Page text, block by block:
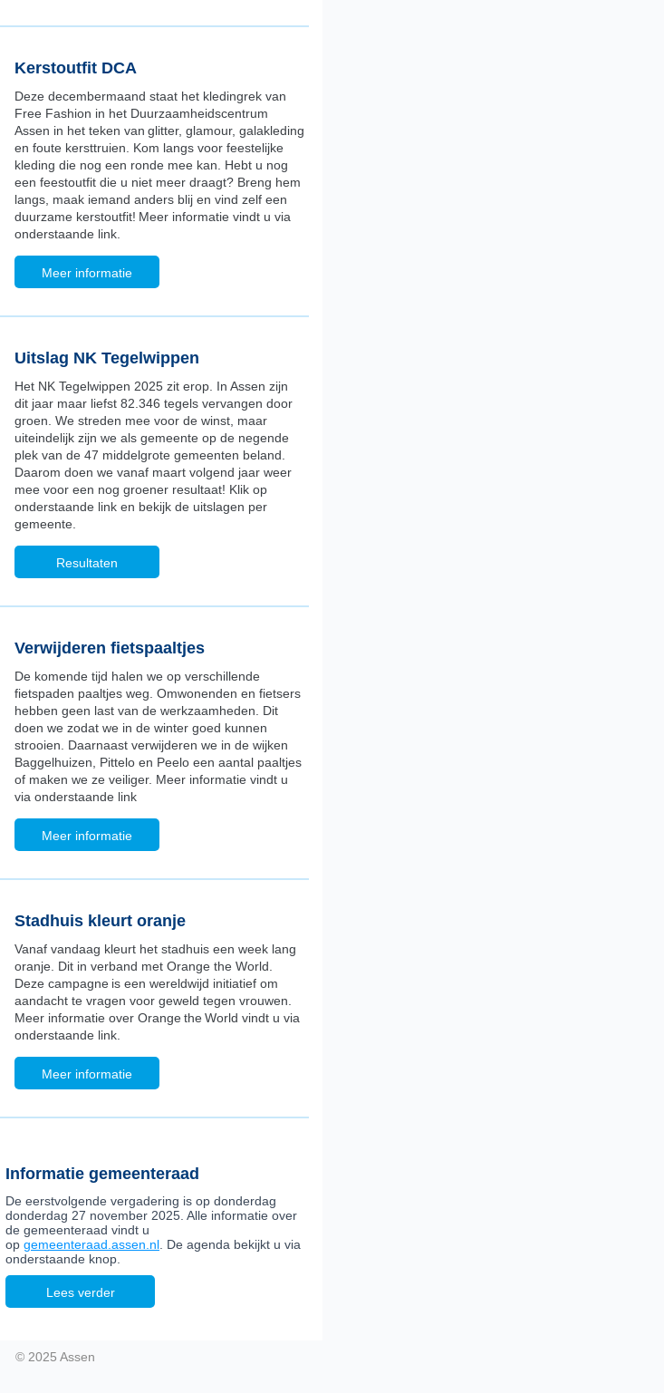
Kerstoutfit DCA
Deze decembermaand staat het kledingrek van
Free Fashion in het Duurzaamheidscentrum
Assen in het teken van glitter, glamour, galakleding
en foute kersttruien. Kom langs voor feestelijke
kleding die nog een ronde mee kan. Hebt u nog
een feestoutfit die u niet meer draagt? Breng hem
langs, maak iemand anders blij en vind zelf een
duurzame kerstoutfit! Meer informatie vindt u via
onderstaande link.
Meer informatie
Uitslag NK Tegelwippen
Het NK Tegelwippen 2025 zit erop. In Assen zijn
dit jaar maar liefst 82.346 tegels vervangen door
groen. We streden mee voor de winst, maar
uiteindelijk zijn we als gemeente op de negende
plek van de 47 middelgrote gemeenten beland.
Daarom doen we vanaf maart volgend jaar weer
mee voor een nog groener resultaat! Klik op
onderstaande link en bekijk de uitslagen per
gemeente.
Resultaten
Verwijderen fietspaaltjes
De komende tijd halen we op verschillende
fietspaden paaltjes weg. Omwonenden en fietsers
hebben geen last van de werkzaamheden. Dit
doen we zodat we in de winter goed kunnen
strooien. Daarnaast verwijderen we in de wijken
Baggelhuizen, Pittelo en Peelo een aantal paaltjes
of maken we ze veiliger. Meer informatie vindt u
via onderstaande link
Meer informatie
Stadhuis kleurt oranje
Vanaf vandaag kleurt het stadhuis een week lang
oranje. Dit in verband met Orange the World.
Deze campagne is een wereldwijd initiatief om
aandacht te vragen voor geweld tegen vrouwen.
Meer informatie over Orange the World vindt u via
onderstaande link.
Meer informatie
Informatie gemeenteraad
De eerstvolgende vergadering is op donderdag
donderdag 27 november 2025. Alle informatie over
de gemeenteraad vindt u
op gemeenteraad.assen.nl . De agenda bekijkt u via
onderstaande knop.
Lees verder
© 2025 Assen